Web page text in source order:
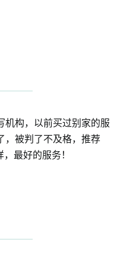
机构，以前买过别家的服
，被判了不及格，推荐
最好的服务！